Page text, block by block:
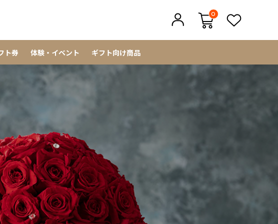
0
ト券 体験・イベント ギフト向け商品